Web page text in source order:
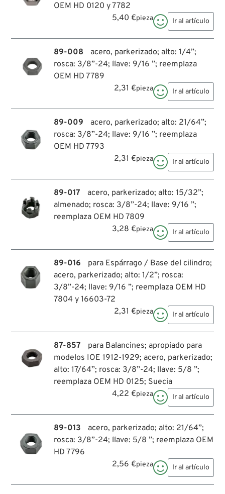
OEM HD 0120 y 7782
5,40 €pieza Ir al artículo
89-008
acero, parkerizado; alto: 1/4”;
rosca: 3/8”-24; llave: 9/16 ”; reemplaza
OEM HD 7789
2,31 €pieza Ir al artículo
89-009
acero, parkerizado; alto: 21/64”;
rosca: 3/8”-24; llave: 9/16 ”; reemplaza
OEM HD 7793
2,31 €pieza Ir al artículo
89-017
acero, parkerizado; alto: 15/32”;
almenado; rosca: 3/8”-24; llave: 9/16 ”;
reemplaza OEM HD 7809
3,28 €pieza Ir al artículo
89-016
para Espárrago / Base del cilindro;
acero, parkerizado; alto: 1/2”; rosca:
3/8”-24; llave: 9/16 ”; reemplaza OEM HD
7804 y 16603-72
2,31 €pieza Ir al artículo
87-857
para Balancines; apropiado para
modelos IOE 1912-1929; acero, parkerizado;
alto: 17/64”; rosca: 3/8”-24; llave: 5/8 ”;
reemplaza OEM HD 0125; Suecia
4,22 €pieza Ir al artículo
89-013
acero, parkerizado; alto: 21/64”;
rosca: 3/8”-24; llave: 5/8 ”; reemplaza OEM
HD 7796
2,56 €pieza Ir al artículo